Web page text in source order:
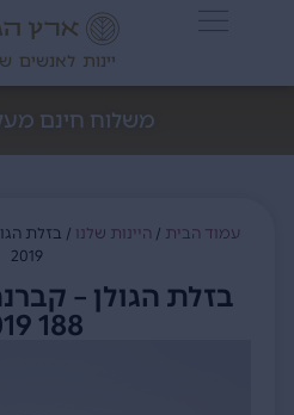
יינות לאנשים
משלוח חינם מעל 500
עמוד הבית / היינות שלנו
2019
בזלת הגולן –
188 2019